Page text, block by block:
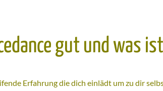
gut und was
Erfahrung die dich einlädt um zu dir